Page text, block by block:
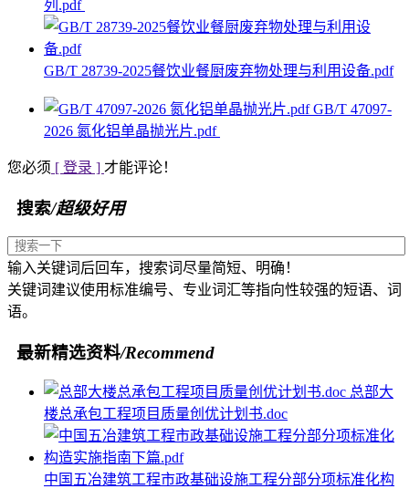
列.pdf
GB/T 28739-2025餐饮业餐厨废弃物处理与利用设备.pdf
GB/T 47097-
2026 氮化铝单晶抛光片.pdf
您必须 [ 登录 ] 才能评论！
搜索/超级好用
输入关键词后回车，搜索词尽量简短、明确！
关键词建议使用标准编号、专业词汇等指向性较强的短语、词
语。
最新精选资料/Recommend
总部大
楼总承包工程项目质量创优计划书.doc
中国五冶建筑工程市政基础设施工程分部分项标准化构